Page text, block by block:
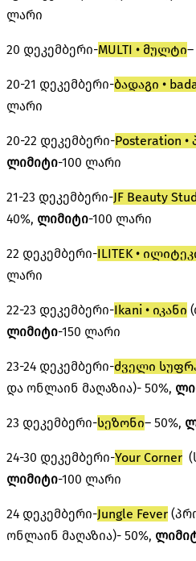
ლარი
20 დეკემბერი-MULTI • მულტი
20-21 დეკემბერი-ბადაგი •
ლარი
20-22 დეკემბერი-Posteration
ლიმიტი-100 ლარი
21-23 დეკემბერი-JF Beauty
40%, ლიმიტი-100 ლარი
22 დეკემბერი-ILITEK •
ლარი
22-23 დეკემბერი-Ikani • იკანი
ლიმიტი-150 ლარი
23-24 დეკემბერი-ძველი
და ონლაინ მაღაზია)- 50%,
23 დეკემბერი-სეზონი– 50%,
24-30 დეკემბერი-Your Corner
ლიმიტი-100 ლარი
24 დეკემბერი-Jungle Fever
ონლაინ მაღაზია)- 50%,